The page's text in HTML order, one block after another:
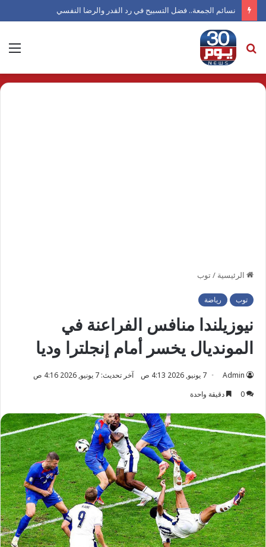
نسائم الجمعة.. فضل التسبيح في رد القدر والرضا النفسي
بحث
عن
الرئيسية /توب
توب رياضة
نيوزيلندا منافس الفراعنة في
المونديال يخسر أمام إنجلترا وديا
Admin 7 يونيو, 2026 4:13 ص
آخر تحديث: 7 يونيو, 2026 4:16 ص
0
دقيقة واحدة